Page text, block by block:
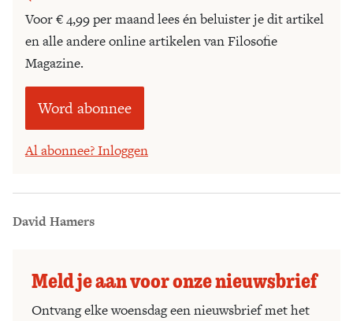
Voor € 4,99 per maand lees én beluister je dit artikel
en alle andere online artikelen van Filosofie
Magazine.
Word abonnee
Al abonnee? Inloggen
David Hamers
Meld je aan voor onze nieuwsbrief
Ontvang elke woensdag een nieuwsbrief met het